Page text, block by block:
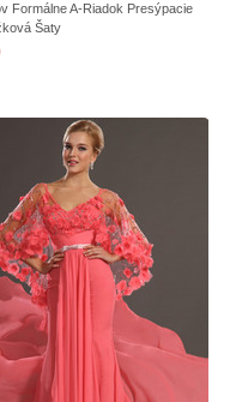
Formálne A-Riadok Presýpacie
Šaty